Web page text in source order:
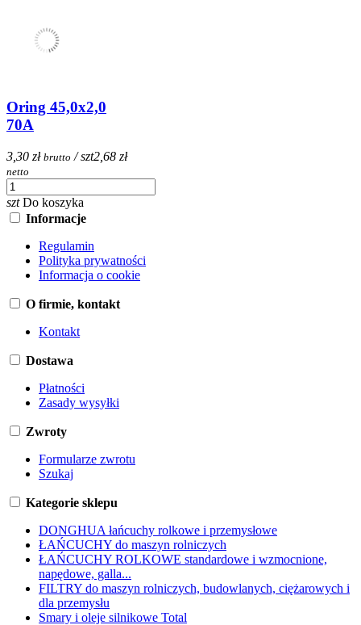
Oring 45,0x2,0
70A
3,30 zł brutto / szt2,68 zł
netto
szt Do koszyka
Informacje
Regulamin
Polityka prywatności
Informacja o cookie
O firmie, kontakt
Kontakt
Dostawa
Płatności
Zasady wysyłki
Zwroty
Formularze zwrotu
Szukaj
Kategorie sklepu
DONGHUA łańcuchy rolkowe i przemysłowe
ŁAŃCUCHY do maszyn rolniczych
ŁAŃCUCHY ROLKOWE standardowe i wzmocnione,
napędowe, galla...
FILTRY do maszyn rolniczych, budowlanych, ciężarowych i
dla przemysłu
Smary i oleje silnikowe Total